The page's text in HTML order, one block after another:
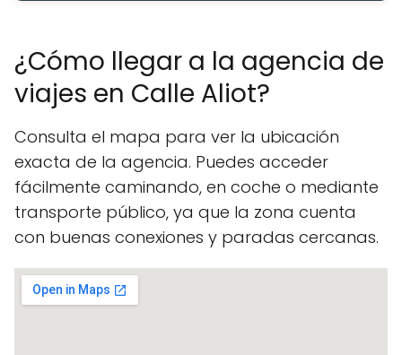
¿Cómo llegar a la agencia de
viajes en Calle Aliot?
Consulta el mapa para ver la ubicación
exacta de la agencia. Puedes acceder
fácilmente caminando, en coche o mediante
transporte público, ya que la zona cuenta
con buenas conexiones y paradas cercanas.